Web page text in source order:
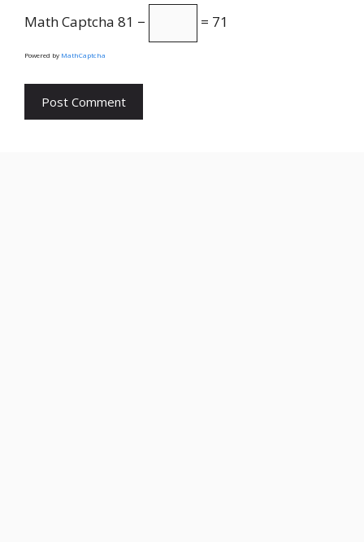
Math Captcha 81 − = 71
Powered by MathCaptcha